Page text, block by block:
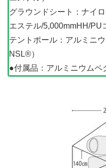
グラウンドシート：ナイ
エステル/5,000mmHH/PU
テントポール：アルミニ
NSL®）
●付属品：アルミニウムペ